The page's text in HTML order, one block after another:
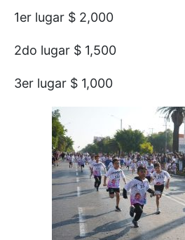
1er lugar $ 2,000
2do lugar $ 1,500
3er lugar $ 1,000